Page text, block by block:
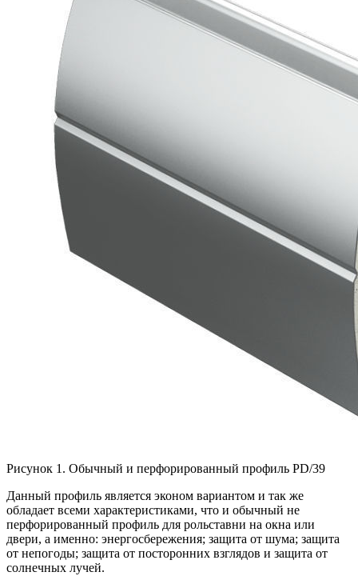
Рисунок 1. Обычный и перфорированный профиль PD/39
Данный профиль является эконом вариантом и так же
обладает всеми характеристиками, что и обычный не
перфорированный профиль для рольставни на окна или
двери, а именно: энергосбережения; защита от шума; защита
от непогоды; защита от посторонних взглядов и защита от
солнечных лучей.